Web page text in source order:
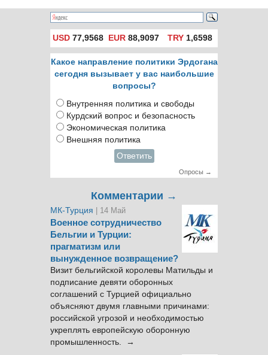
USD 77,9568 EUR 88,9097 TRY1,6598
Какое направление политики Эрдогана
сегодня вызывает у вас наибольшие
вопросы?
Внутренняя политика и свободы
Курдский вопрос и безопасность
Экономическая политика
Внешняя политика
Ответить
Опросы →
Комментарии →
МК-Турция | 14 Май
Военное сотрудничество
Бельгии и Турции:
прагматизм или
вынужденное возвращение?
Визит бельгийской королевы Матильды и
подписание девяти оборонных
соглашений с Турцией официально
объясняют двумя главными причинами:
российской угрозой и необходимостью
укреплять европейскую оборонную
промышленность. →